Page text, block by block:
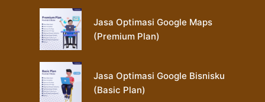
Jasa Optimasi Google Maps
(Premium Plan)
Jasa Optimasi Google Bisnisku
(Basic Plan)